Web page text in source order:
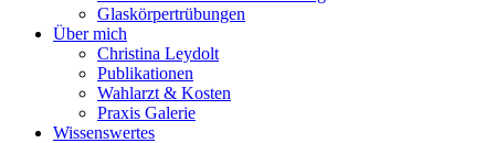
Glaskörpertrübungen
Über mich
Christina Leydolt
Publikationen
Wahlarzt & Kosten
Praxis Galerie
Wissenswertes